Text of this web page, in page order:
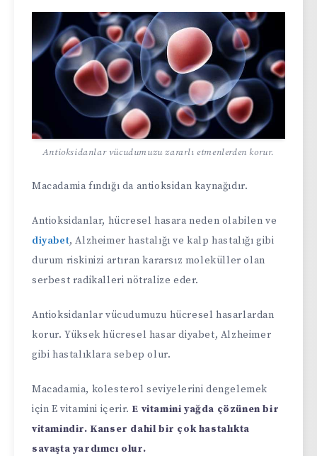
Antioksidanlar vücudumuzu zararlı etmenlerden korur.
Macadamia fındığı da antioksidan kaynağıdır.
Antioksidanlar, hücresel hasara neden olabilen ve
diyabet, Alzheimer hastalığı ve kalp hastalığı gibi
durum riskinizi artıran kararsız moleküller olan
serbest radikalleri nötralize eder.
Antioksidanlar vücudumuzu hücresel hasarlardan
korur. Yüksek hücresel hasar diyabet, Alzheimer
gibi hastalıklara sebep olur.
Macadamia, kolesterol seviyelerini dengelemek
için E vitamini içerir. E vitamini yağda çözünen bir
vitamindir. Kanser dahil bir çok hastalıkta
savaşta yardımcı olur.